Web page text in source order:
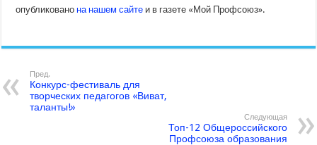
опубликованона нашем сайте и в газете «Мой Профсоюз».
Пред.
Конкурс-фестиваль для
творческих педагогов «Виват,
таланты!»
Следующая
Топ-12 Общероссийского
Профсоюза образования